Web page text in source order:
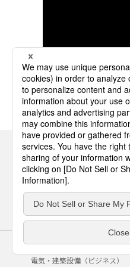
サイトのご利用にあたって
電気・建築設備（ビジネス）